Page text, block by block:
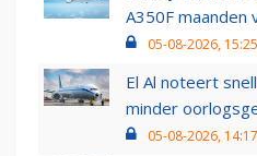
A350F maanden
05-08-2026, 15:25
El Al noteert
minder
05-08-2026, 14:17